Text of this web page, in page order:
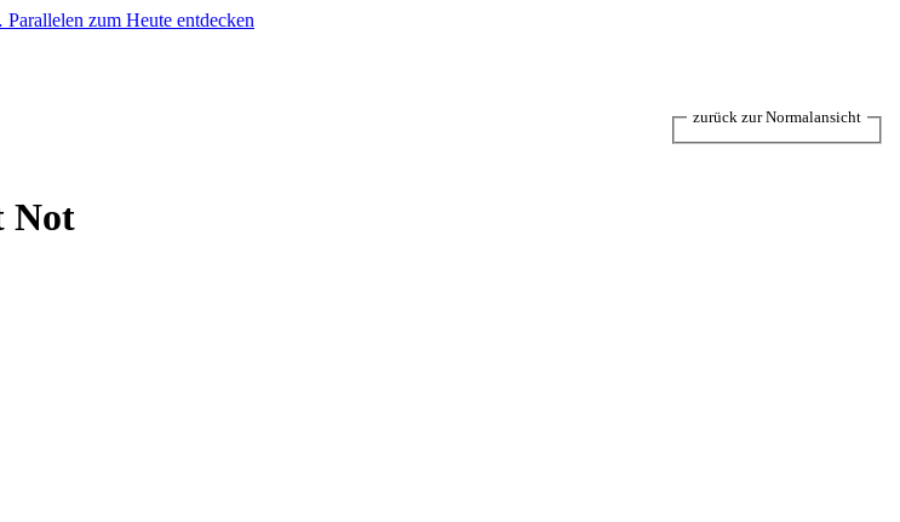
zum Heute entdecken
Not
zurück zur Normalansicht